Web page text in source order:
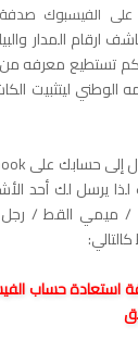
الفيسبوك
ارقام المدار
تستطيع معرفه من
الوطني ليتثبيت
لذا يرسل لك أحد
ميمي القط / رجل
استعادة حساب